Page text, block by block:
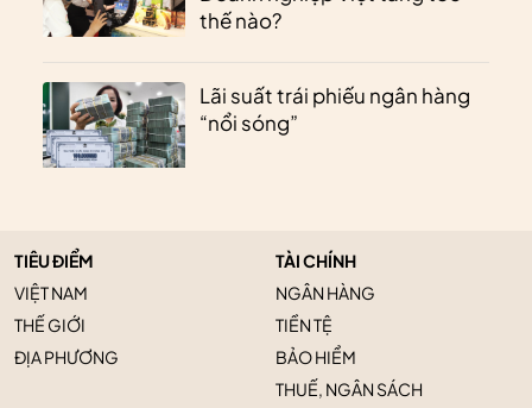
thế nào?
Lãi suất trái phiếu ngân hàng
“nổi sóng”
TIÊU ĐIỂM
VIỆT NAM
THẾ GIỚI
ĐỊA PHƯƠNG
TÀI CHÍNH
NGÂN HÀNG
TIỀN TỆ
BẢO HIỂM
THUẾ, NGÂN SÁCH